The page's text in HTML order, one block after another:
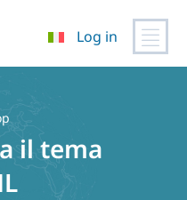
Log in
il tema